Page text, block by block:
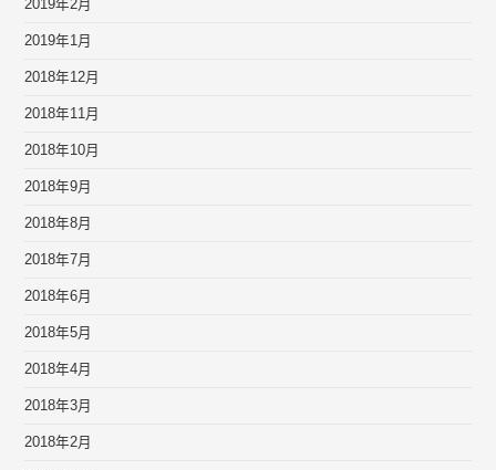
2019年2月
2019年1月
2018年12月
2018年11月
2018年10月
2018年9月
2018年8月
2018年7月
2018年6月
2018年5月
2018年4月
2018年3月
2018年2月